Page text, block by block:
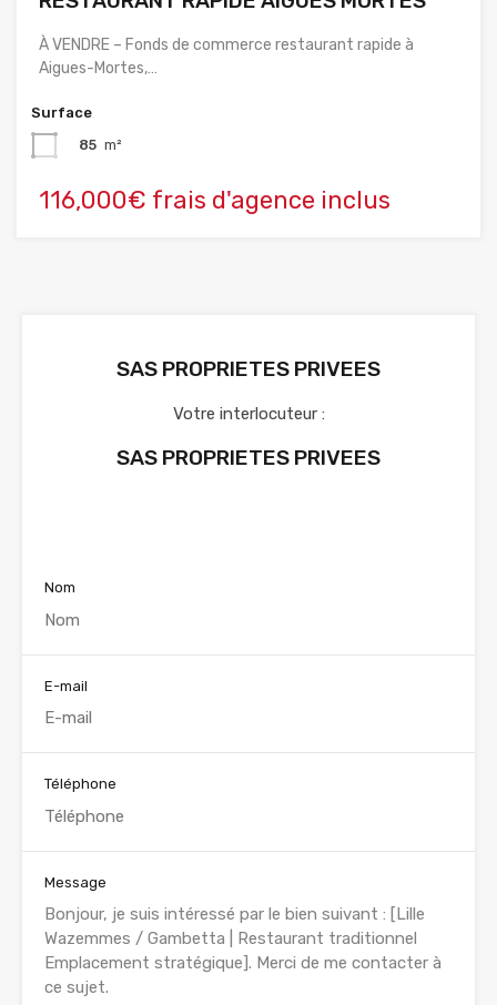
À VENDRE – Fonds de commerce restaurant rapide à
Aigues-Mortes,…
Surface
85 m²
116,000€ frais d'agence inclus
SAS PROPRIETES PRIVEES
Votre interlocuteur :
SAS PROPRIETES PRIVEES
Nom
E-mail
Téléphone
Message